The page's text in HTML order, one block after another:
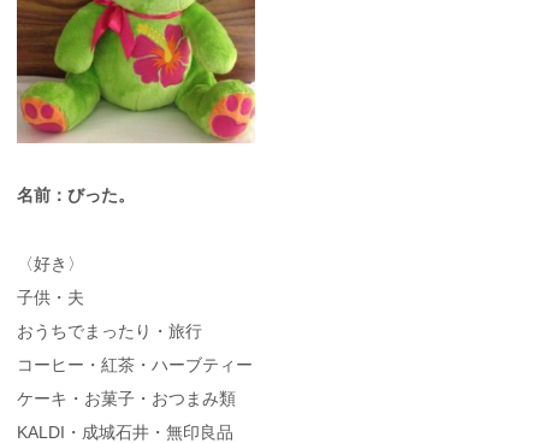
名前：びった。
〈好き〉
子供・夫
おうちでまったり・旅行
コーヒー・紅茶・ハーブティー
ケーキ・お菓子・おつまみ類
KALDI・成城石井・無印良品